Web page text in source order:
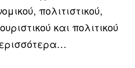
πολιτιστικού,
και πολιτικού